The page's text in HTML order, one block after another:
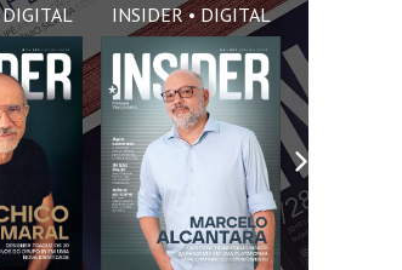
INSIDER • DIGITAL